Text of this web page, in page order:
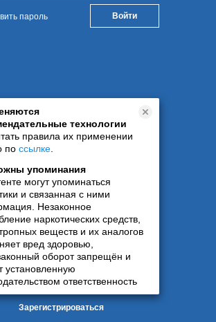
пароль
технологии
правила их применении
по ссылке
упоминания
могут упоминаться
и связанная с ними
Незаконное
наркотических средств,
веществ и их аналогов
вред здоровью,
оборот запрещён и
установленную
ответственность
Зарегистрироваться